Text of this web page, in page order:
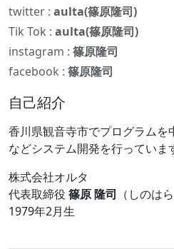
twitter : aulta(篠原隆司)
Tik Tok : aulta(篠原隆司)
instagram : 篠原隆司
facebook : 篠原隆司
自己紹介
香川県観音寺市でプログラムを
などシステム開発を行っていま
株式会社オルタ
代表取締役 篠原 隆司 （しのは
1979年2月生